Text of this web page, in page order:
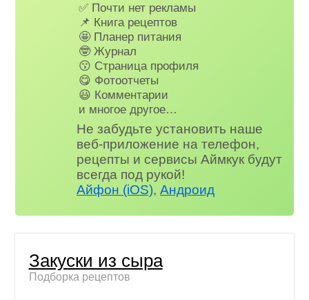
✅ Почти нет рекламы
📌 Книга рецептов
🤩 Планер питания
🤓 Журнал
😗 Страница профиля
😋 Фотоотчеты
😃 Комментарии
и многое другое…
Не забудьте установить наше
веб-приложение на телефон,
рецепты и сервисы Аймкук будут
всегда под рукой!
Айфон (iOS),Андроид
Закуски из сыра
Подборка рецептов